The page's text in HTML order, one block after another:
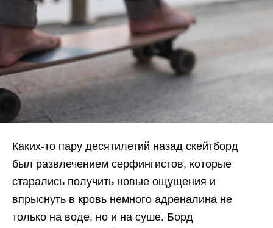
Каких-то пару десятилетий назад скейтборд
был развлечением серфингистов, которые
старались получить новые ощущения и
впрыснуть в кровь немного адреналина не
только на воде, но и на суше. Борд